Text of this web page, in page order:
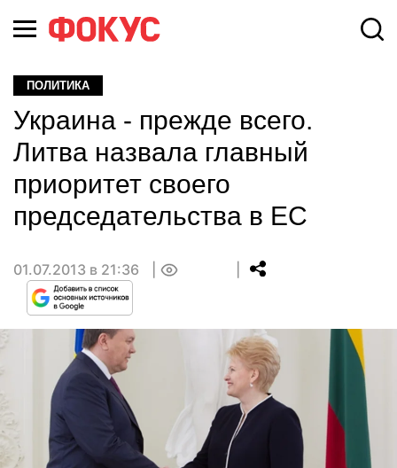
ПОЛИТИКА
Украина - прежде всего.
Литва назвала главный
приоритет своего
председательства в ЕС
01.07.2013 в 21:36